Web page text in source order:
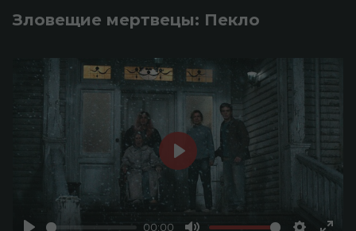
Зловещие мертвецы: Пекло
00:00
Play